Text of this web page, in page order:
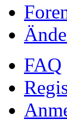
FAQ